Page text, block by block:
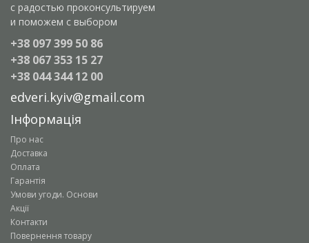
с радостью проконсультируем
и поможем с выбором
+38 097 399 50 86
+38 067 353 15 27
+38 044 344 12 00
edveri.kyiv@gmail.com
Інформація
Про нас
Доставка
Оплата
Гарантія
Умови угоди. Основи
Акції
Контакти
Повернення товару